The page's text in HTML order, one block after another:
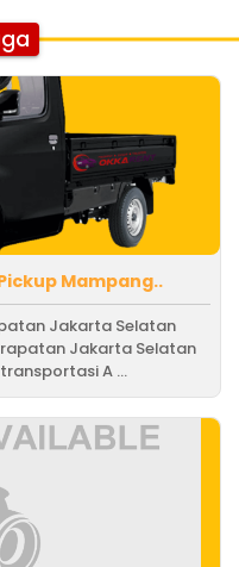
Mampang..
Jakarta Selatan
Jakarta Selatan
A ...